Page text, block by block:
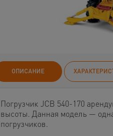
ОПИСАНИЕ
Погрузчик JCB 540-170
высоты. Данная модель —
погрузчиков.